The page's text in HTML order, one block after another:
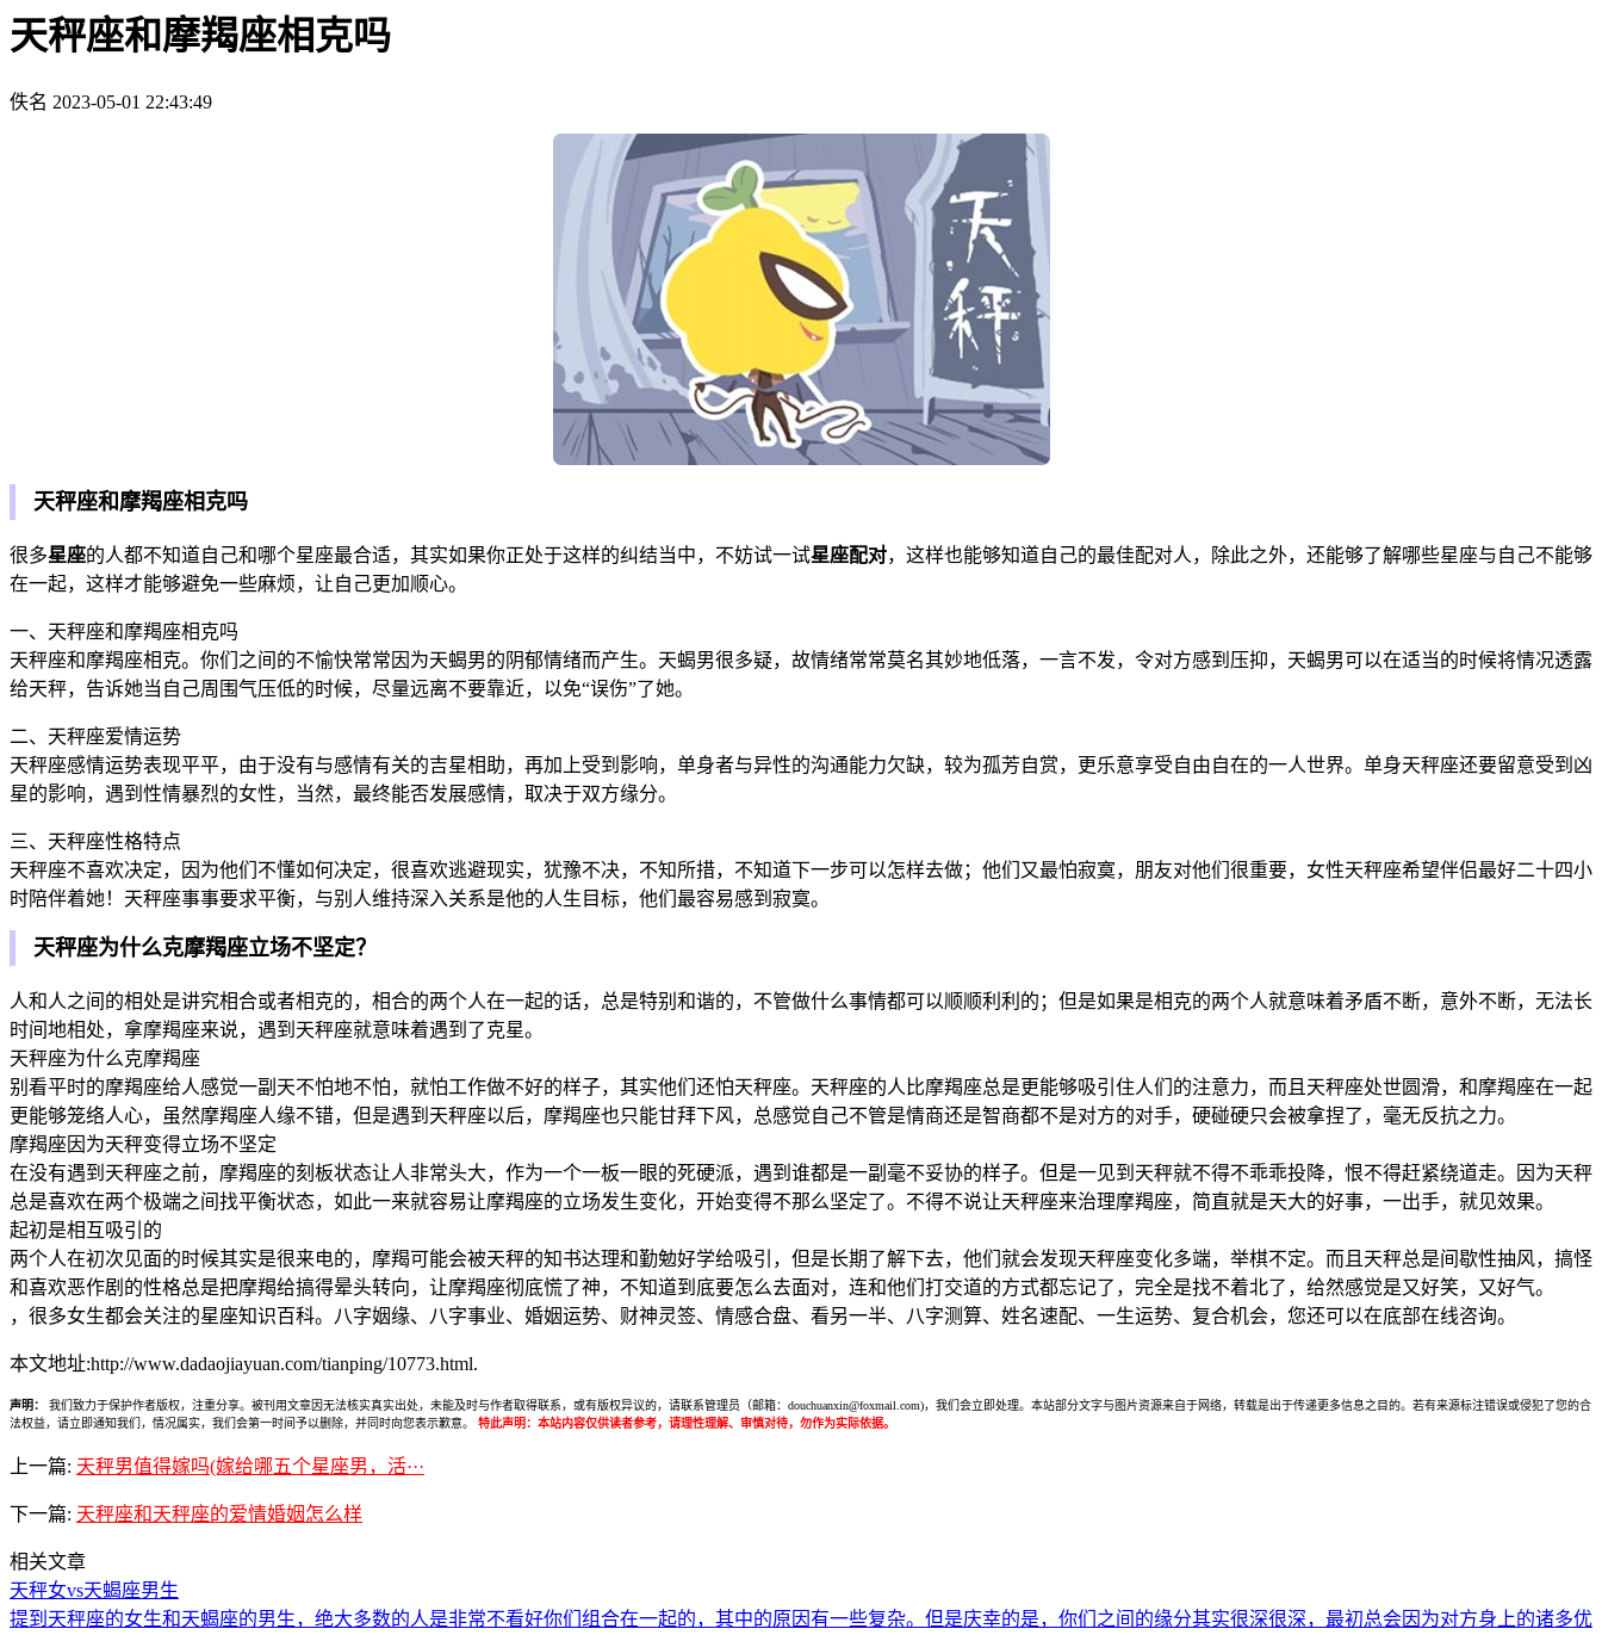
天秤座和摩羯座相克吗
佚名 2023-05-01 22:43:49
天秤座和摩羯座相克吗
很多星座的人都不知道自己和哪个星座最合适，其实如果你正处于这样的纠结当中，不妨试一试星座配对，这样也能够知道自己的最佳配对人，除此之外，还能够了解哪些星座与自己不能够
在一起，这样才能够避免一些麻烦，让自己更加顺心。
一、天秤座和摩羯座相克吗
天秤座和摩羯座相克。你们之间的不愉快常常因为天蝎男的阴郁情绪而产生。天蝎男很多疑，故情绪常常莫名其妙地低落，一言不发，令对方感到压抑，天蝎男可以在适当的时候将情况透露
给天秤，告诉她当自己周围气压低的时候，尽量远离不要靠近，以免“误伤”了她。
二、天秤座爱情运势
天秤座感情运势表现平平，由于没有与感情有关的吉星相助，再加上受到影响，单身者与异性的沟通能力欠缺，较为孤芳自赏，更乐意享受自由自在的一人世界。单身天秤座还要留意受到凶
星的影响，遇到性情暴烈的女性，当然，最终能否发展感情，取决于双方缘分。
三、天秤座性格特点
天秤座不喜欢决定，因为他们不懂如何决定，很喜欢逃避现实，犹豫不决，不知所措，不知道下一步可以怎样去做；他们又最怕寂寞，朋友对他们很重要，女性天秤座希望伴侣最好二十四小
时陪伴着她！天秤座事事要求平衡，与别人维持深入关系是他的人生目标，他们最容易感到寂寞。
天秤座为什么克摩羯座立场不坚定？
人和人之间的相处是讲究相合或者相克的，相合的两个人在一起的话，总是特别和谐的，不管做什么事情都可以顺顺利利的；但是如果是相克的两个人就意味着矛盾不断，意外不断，无法长
时间地相处，拿摩羯座来说，遇到天秤座就意味着遇到了克星。
天秤座为什么克摩羯座
别看平时的摩羯座给人感觉一副天不怕地不怕，就怕工作做不好的样子，其实他们还怕天秤座。天秤座的人比摩羯座总是更能够吸引住人们的注意力，而且天秤座处世圆滑，和摩羯座在一起
更能够笼络人心，虽然摩羯座人缘不错，但是遇到天秤座以后，摩羯座也只能甘拜下风，总感觉自己不管是情商还是智商都不是对方的对手，硬碰硬只会被拿捏了，毫无反抗之力。
摩羯座因为天秤变得立场不坚定
在没有遇到天秤座之前，摩羯座的刻板状态让人非常头大，作为一个一板一眼的死硬派，遇到谁都是一副毫不妥协的样子。但是一见到天秤就不得不乖乖投降，恨不得赶紧绕道走。因为天秤
总是喜欢在两个极端之间找平衡状态，如此一来就容易让摩羯座的立场发生变化，开始变得不那么坚定了。不得不说让天秤座来治理摩羯座，简直就是天大的好事，一出手，就见效果。
起初是相互吸引的
两个人在初次见面的时候其实是很来电的，摩羯可能会被天秤的知书达理和勤勉好学给吸引，但是长期了解下去，他们就会发现天秤座变化多端，举棋不定。而且天秤总是间歇性抽风，搞怪
和喜欢恶作剧的性格总是把摩羯给搞得晕头转向，让摩羯座彻底慌了神，不知道到底要怎么去面对，连和他们打交道的方式都忘记了，完全是找不着北了，给然感觉是又好笑，又好气。
，很多女生都会关注的星座知识百科。八字姻缘、八字事业、婚姻运势、财神灵签、情感合盘、看另一半、八字测算、姓名速配、一生运势、复合机会，您还可以在底部在线咨询。
本文地址:http://www.dadaojiayuan.com/tianping/10773.html.
声明：
我们致力于保护作者版权，注重分享。被刊用文章因无法核实真实出处，未能及时与作者取得联系，或有版权异议的，请联系管理员（邮箱：douchuanxin@foxmail.com)，我们会立即处理。本站部分文字与图片资源来自于网络，转载是出于传递更多信息之目的。若有来源标注错误或侵犯了您的合
法权益，请立即通知我们，情况属实，我们会第一时间予以删除，并同时向您表示歉意。
特此声明：本站内容仅供读者参考，请理性理解、审慎对待，勿作为实际依据。
上一篇: 天秤男值得嫁吗(嫁给哪五个星座男，活···
下一篇: 天秤座和天秤座的爱情婚姻怎么样
相关文章
天秤女vs天蝎座男生
提到天秤座的女生和天蝎座的男生，绝大多数的人是非常不看好你们组合在一起的，其中的原因有一些复杂。但是庆幸的是，你们之间的缘分其实很深很深，最初总会因为对方身上的诸多优